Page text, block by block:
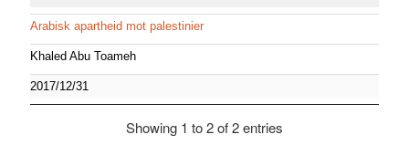
Arabisk apartheid mot palestinier
Khaled Abu Toameh
2017/12/31
Showing 1 to 2 of 2 entries